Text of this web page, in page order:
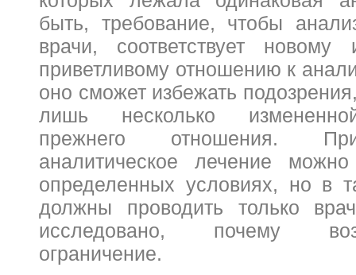
быть, требование, чтобы
врачи, соответствует
приветливому отношению к
оно сможет избежать
лишь несколько
прежнего отношения.
аналитическое лечение
определенных условиях, но в
должны проводить только
исследовано, почему
ограничение.